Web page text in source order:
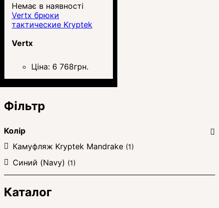
Немає в наявності
Vertx брюки
тактические Kryptek
Vertx
Ціна: 6 768грн.
Фільтр
Колір
Камуфляж Kryptek Mandrake (1)
Синий (Navy) (1)
Каталог